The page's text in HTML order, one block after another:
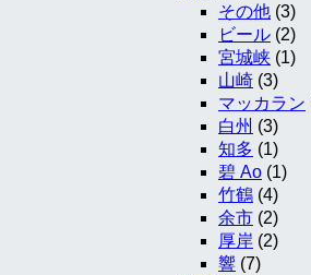
その他 (3)
ビール (2)
宮城峡 (1)
山崎 (3)
マッカラン
白州 (3)
知多 (1)
碧 Ao (1)
竹鶴 (4)
余市 (2)
厚岸 (2)
響 (7)